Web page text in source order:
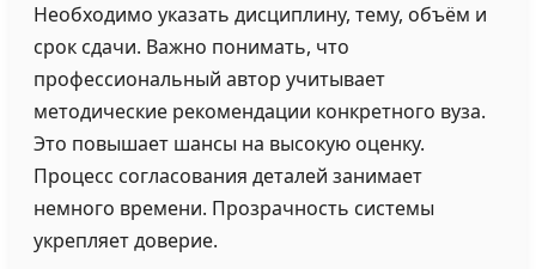
Необходимо указать дисциплину, тему, объём и
срок сдачи. Важно понимать, что
профессиональный автор учитывает
методические рекомендации конкретного вуза.
Это повышает шансы на высокую оценку.
Процесс согласования деталей занимает
немного времени. Прозрачность системы
укрепляет доверие.